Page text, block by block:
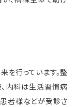
を行っています。整
内科は生活習慣病
者様などが受診さ